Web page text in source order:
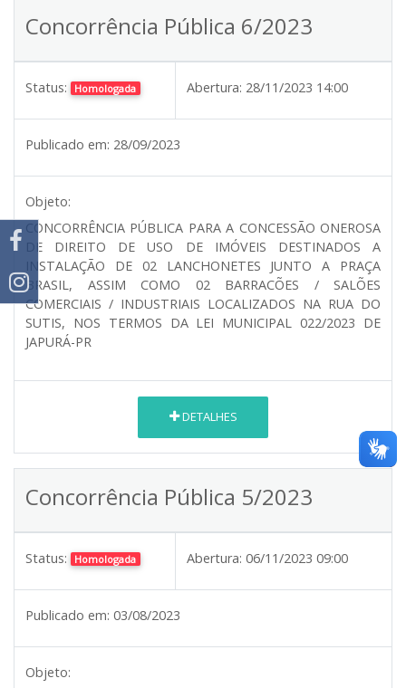
Concorrência Pública 6/2023
Status: Homologada Abertura: 28/11/2023 14:00
Publicado em: 28/09/2023
Objeto:
CONCORRÊNCIA PÚBLICA PARA A CONCESSÃO ONEROSA
DE DIREITO DE USO DE IMÓVEIS DESTINADOS A
INSTALAÇÃO DE 02 LANCHONETES JUNTO A PRAÇA
BRASIL, ASSIM COMO 02 BARRACÕES / SALÕES
COMERCIAIS / INDUSTRIAIS LOCALIZADOS NA RUA DO
SUTIS, NOS TERMOS DA LEI MUNICIPAL 022/2023 DE
JAPURÁ-PR
DETALHES
Concorrência Pública 5/2023
Status: Homologada Abertura: 06/11/2023 09:00
Publicado em: 03/08/2023
Objeto: